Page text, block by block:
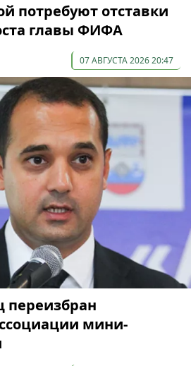
потребуют отставки
главы ФИФА
07 АВГУСТА 2026 20:47
переизбран
мини-